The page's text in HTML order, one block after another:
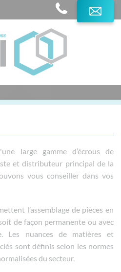
large gamme d’écrous de
et distributeur principal de la
vous conseiller dans vos
l’assemblage de pièces en
de façon permanente ou avec
Les nuances de matières et
sont définis selon les normes
du secteur.